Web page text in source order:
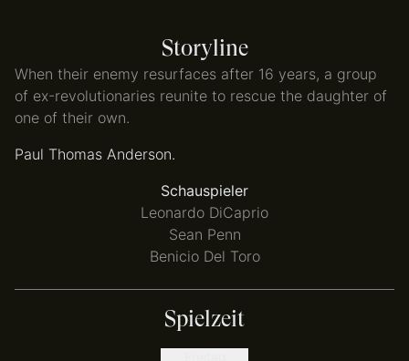
Storyline
When their enemy resurfaces after 16 years, a group
of ex-revolutionaries reunite to rescue the daughter of
one of their own.
Paul Thomas Anderson.
Schauspieler
Leonardo DiCaprio
Sean Penn
Benicio Del Toro
Spielzeit